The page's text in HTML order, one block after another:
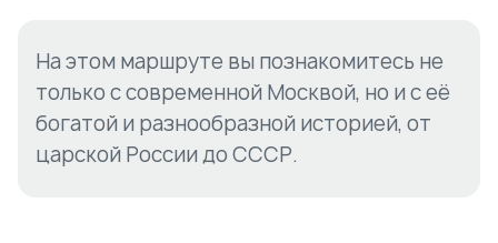
На этом маршруте вы познакомитесь не
только с современной Москвой, но и с её
богатой и разнообразной историей, от
царской России до СССР.